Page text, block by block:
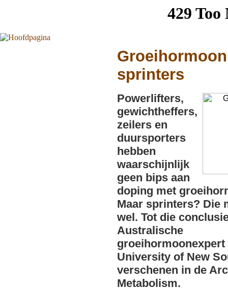
sprinters
Powerlifters,
gewichtheffers,
zeilers en
duursporters
hebben
waarschijnlijk
geen bips aan
doping met
Maar sprinters? Die
wel. Tot die
Australische
groeihormoonexpert
University of New
verschenen in de
Metabolism.